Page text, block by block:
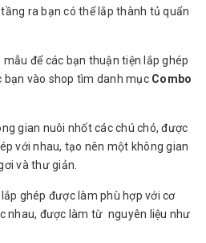
ra bạn có thể lắp thành tủ quẩn
để các bạn thuận tiện lắp ghép
bạn vào shop tìm danh mục Combo
gian nuôi nhốt các chú chó, được
với nhau, tạo nên một không gian
và thư giản.
ghép được làm phù hợp với cơ
nhau, được làm từ nguyên liệu như